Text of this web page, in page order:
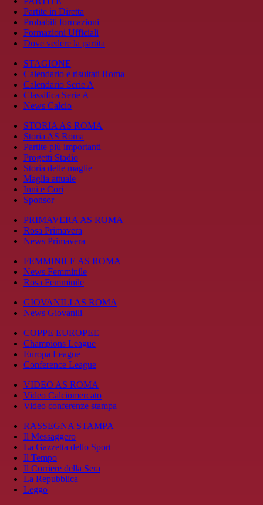
Partite in Diretta
Probabili formazioni
Formazioni Ufficiali
Dove vedere la partita
STAGIONE
Calendario e risultati Roma
Calendario Serie A
Classifica Serie A
News Calcio
STORIA AS ROMA
Storia AS Roma
Partite più importanti
Progetti Stadio
Storia delle maglie
Maglia attuale
Inni e Cori
Sponsor
PRIMAVERA AS ROMA
Rosa Primavera
News Primavera
FEMMINILE AS ROMA
News Femminile
Rosa Femminile
GIOVANILI AS ROMA
News Giovanili
COPPE EUROPEE
Champions League
Europa League
Conference League
VIDEO AS ROMA
Video Calciomercato
Video conferenze stampa
RASSEGNA STAMPA
Il Messaggero
La Gazzetta dello Sport
Il Tempo
Il Corriere della Sera
La Repubblica
Leggo